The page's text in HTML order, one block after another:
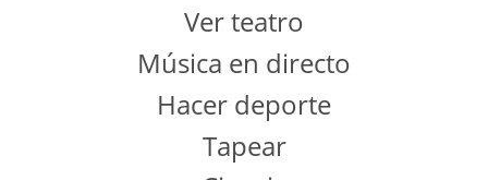
Ver teatro
Música en directo
Hacer deporte
Tapear